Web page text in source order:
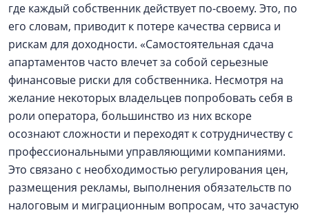
где каждый собственник действует по-своему. Это, по
его словам, приводит к потере качества сервиса и
рискам для доходности. «Самостоятельная сдача
апартаментов часто влечет за собой серьезные
финансовые риски для собственника. Несмотря на
желание некоторых владельцев попробовать себя в
роли оператора, большинство из них вскоре
осознают сложности и переходят к сотрудничеству с
профессиональными управляющими компаниями.
Это связано с необходимостью регулирования цен,
размещения рекламы, выполнения обязательств по
налоговым и миграционным вопросам, что зачастую